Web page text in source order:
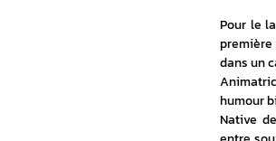
Pour le
première
dans un
humour
Native